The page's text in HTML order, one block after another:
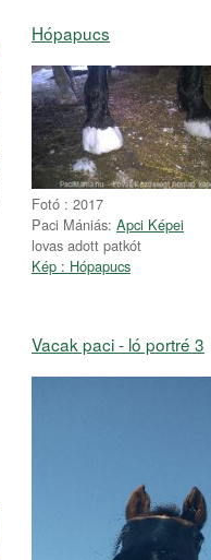
Hópapucs
Fotó : 2017
Paci Mániás: Apci Képei
lovas adott patkót
Kép : Hópapucs
Vacak paci - ló portré 3